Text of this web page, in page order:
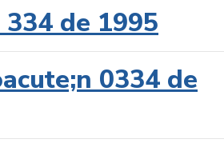
de 1995
0334 de